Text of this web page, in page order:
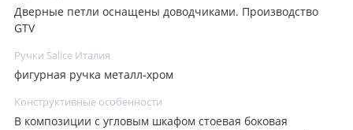
Дверные петли оснащены доводчиками. Производство
GTV
Ручки Salice Италия
фигурная ручка металл-хром
Конструктивные особенности
В композиции с угловым шкафом стоевая боковая